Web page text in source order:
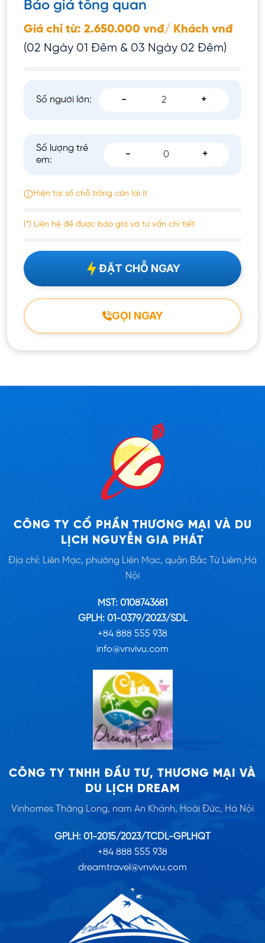
Báo giá tổng quan
Giá chỉ từ: 2.650.000 vnđ/ Khách vnđ
(02 Ngày 01 Đêm & 03 Ngày 02 Đêm)
Số người lớn: - +
Số lượng trẻ
em:
- +
Hiện tại số chỗ trống còn lại ít
(*) Liên hệ để được báo giá và tư vấn chi tiết
ĐẶT CHỖ NGAY
GỌI NGAY
CÔNG TY CỔ PHẦN THƯƠNG MẠI VÀ DU
LỊCH NGUYỄN GIA PHÁT
Địa chỉ: Liên Mạc, phường Liên Mạc, quận Bắc Từ Liêm,Hà
Nội
MST: 0108743681
GPLH: 01-0379/2023/SDL
+84 888 555 938
info@vnvivu.com
CÔNG TY TNHH ĐẦU TƯ, THƯƠNG MẠI VÀ
DU LỊCH DREAM
Vinhomes Thăng Long, nam An Khánh, Hoài Đức, Hà Nội
GPLH: 01-2015/2023/TCDL-GPLHQT
+84 888 555 938
dreamtravel@vnvivu.com